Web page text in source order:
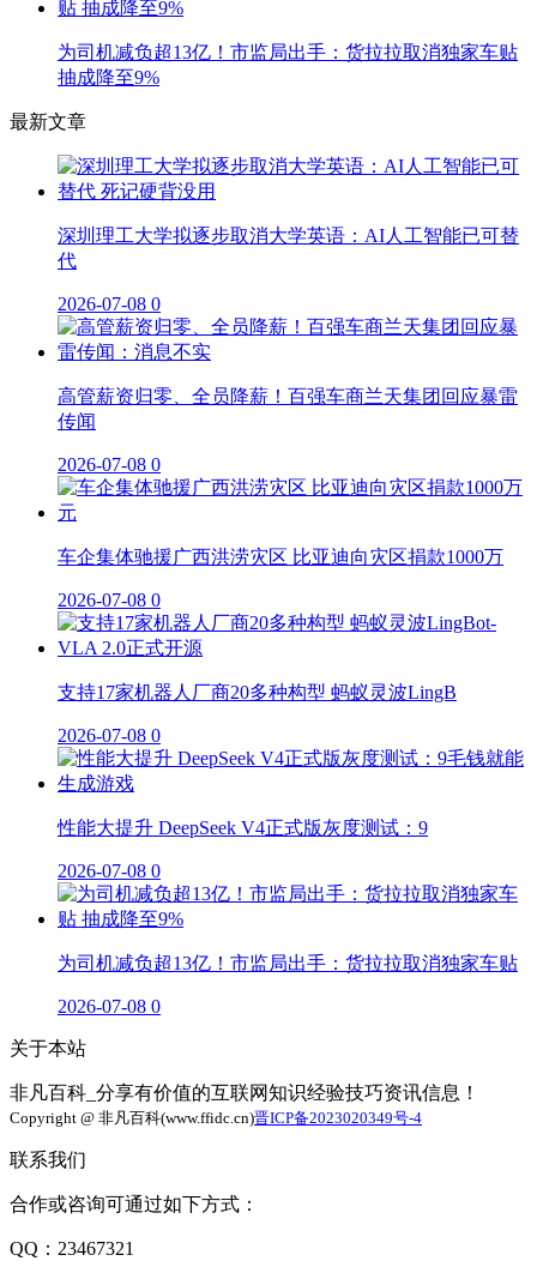
为司机减负超13亿！市监局出手：货拉拉取消独家车贴
抽成降至9%
最新文章
深圳理工大学拟逐步取消大学英语：AI人工智能已可替
代
2026-07-08 0
高管薪资归零、全员降薪！百强车商兰天集团回应暴雷
传闻
2026-07-08 0
车企集体驰援广西洪涝灾区 比亚迪向灾区捐款1000万
2026-07-08 0
支持17家机器人厂商20多种构型 蚂蚁灵波LingB
2026-07-08 0
性能大提升 DeepSeek V4正式版灰度测试：9
2026-07-08 0
为司机减负超13亿！市监局出手：货拉拉取消独家车贴
2026-07-08 0
关于本站
非凡百科_分享有价值的互联网知识经验技巧资讯信息！
Copyright @ 非凡百科(www.ffidc.cn)晋ICP备2023020349号-4
联系我们
合作或咨询可通过如下方式：
QQ：23467321